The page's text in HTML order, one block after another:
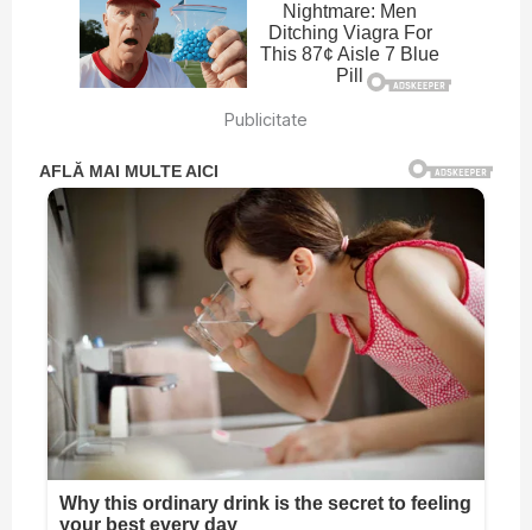
Publicitate